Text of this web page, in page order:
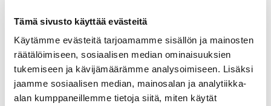
Tämä sivusto käyttää evästeitä
Käytämme evästeitä tarjoamamme sisällön ja mainosten
räätälöimiseen, sosiaalisen median ominaisuuksien
tukemiseen ja kävijämäärämme analysoimiseen. Lisäksi
jaamme sosiaalisen median, mainosalan ja analytiikka-
alan kumppaneillemme tietoja siitä, miten käytät
Käytössämme talviharjoitteluun on GSX Golf
Simulaattori, joka sijaitsee Ratapaja Oy:n tiloissa
osoitteessa Somerotie 11 45200 Kouvola.
LUE LISÄÄ